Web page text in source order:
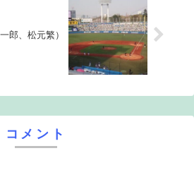
郎、松元繁）
コメント